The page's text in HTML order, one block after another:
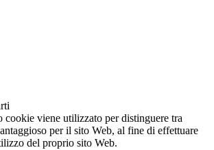
cookie viene utilizzato per distinguere tra
per il sito Web, al fine di effettuare
del proprio sito Web.